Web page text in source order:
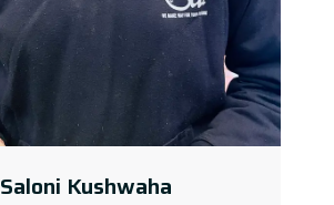
Saloni Kushwaha